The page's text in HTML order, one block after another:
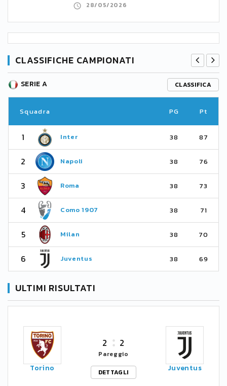
28/05/2026
CLASSIFICHE CAMPIONATI
SERIE A CLASSIFICA
Squadra PG Pt
1 Inter 38 87
2 Napoli 38 76
3 Roma 38 73
4 Como 1907 38 71
5 Milan 38 70
6 Juventus 38 69
ULTIMI RISULTATI
Torino
2 2
Pareggio
DETTAGLI
Juventus